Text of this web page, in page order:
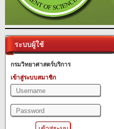
ระบบผู้ใช้
กรมวิทยาศาสตร์บริการ
เข้าสู่ระบบสมาชิก